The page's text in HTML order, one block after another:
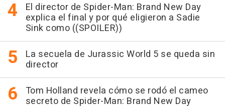
El director de Spider-Man: Brand New Day
explica el final y por qué eligieron a Sadie
Sink como ((SPOILER))
La secuela de Jurassic World 5 se queda sin
director
Tom Holland revela cómo se rodó el cameo
secreto de Spider-Man: Brand New Day